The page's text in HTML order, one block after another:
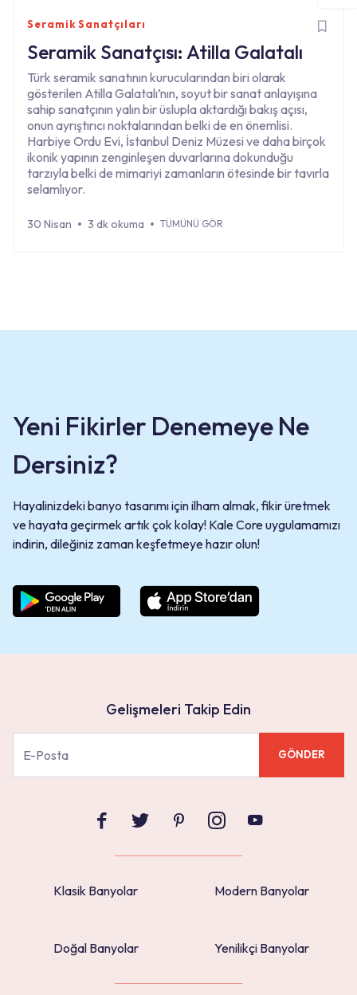
Seramik Sanatçıları
Seramik Sanatçısı: Atilla Galatalı
Türk seramik sanatının kurucularından biri olarak
gösterilen Atilla Galatalı’nın, soyut bir sanat anlayışına
sahip sanatçının yalın bir üslupla aktardığı bakış açısı,
onun ayrıştırıcı noktalarından belki de en önemlisi.
Harbiye Ordu Evi, İstanbul Deniz Müzesi ve daha birçok
ikonik yapının zenginleşen duvarlarına dokunduğu
tarzıyla belki de mimariyi zamanların ötesinde bir tavırla
selamlıyor.
30 Nisan 3 dk okuma TÜMÜNÜ GÖR
Yeni Fikirler Denemeye Ne
Dersiniz?
Hayalinizdeki banyo tasarımı için ilham almak, fikir üretmek
ve hayata geçirmek artık çok kolay! Kale Core uygulamamızı
indirin, dileğiniz zaman keşfetmeye hazır olun!
Klasik Banyolar Modern Banyolar
Doğal Banyolar Yenilikçi Banyolar
Gelişmeleri Takip Edin
GÖNDER